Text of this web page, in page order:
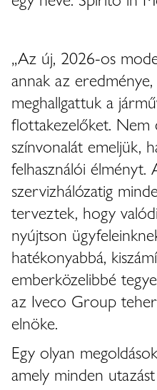
„Az új, 2026-os
annak az
meghallgattuk a
flottakezelőket. Nem
színvonalát emeljük,
felhasználói
szervizhálózatig
terveztek, hogy
nyújtson
hatékonyabbá,
emberközelibbé
az Iveco Group
elnöke.
Egy olyan
amely minden